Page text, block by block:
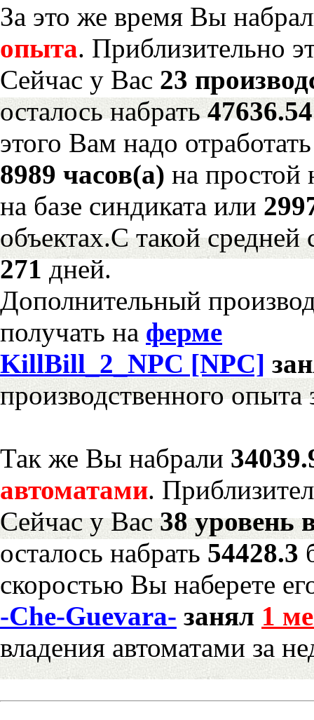
За это же время Вы
опыта. Приблизительно
Сейчас у Вас 23
осталось набрать
этого Вам надо отработать
8989 часов(а) на
на базе синдиката или
объектах.С такой средней
271дней.
Дополнительный
получать на ферме
KillBill_2_NPC [NPC]
производственного опыта
Так же Вы набрали
автоматами.
Сейчас у Вас38 уровень
осталось набрать 54428.3
скоростью Вы наберете
-Che-Guevara- занял 1
владения автоматами за